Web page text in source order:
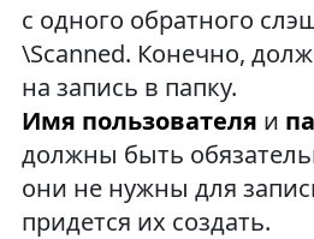
с одного обратного
\Scanned. Конечно,
на запись в папку.
Имя пользователя и
должны быть
они не нужны для
придется их создать.